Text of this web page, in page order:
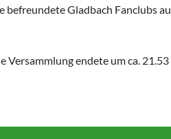
befreundete Gladbach Fanclubs
Versammlung endete um ca. 21.53